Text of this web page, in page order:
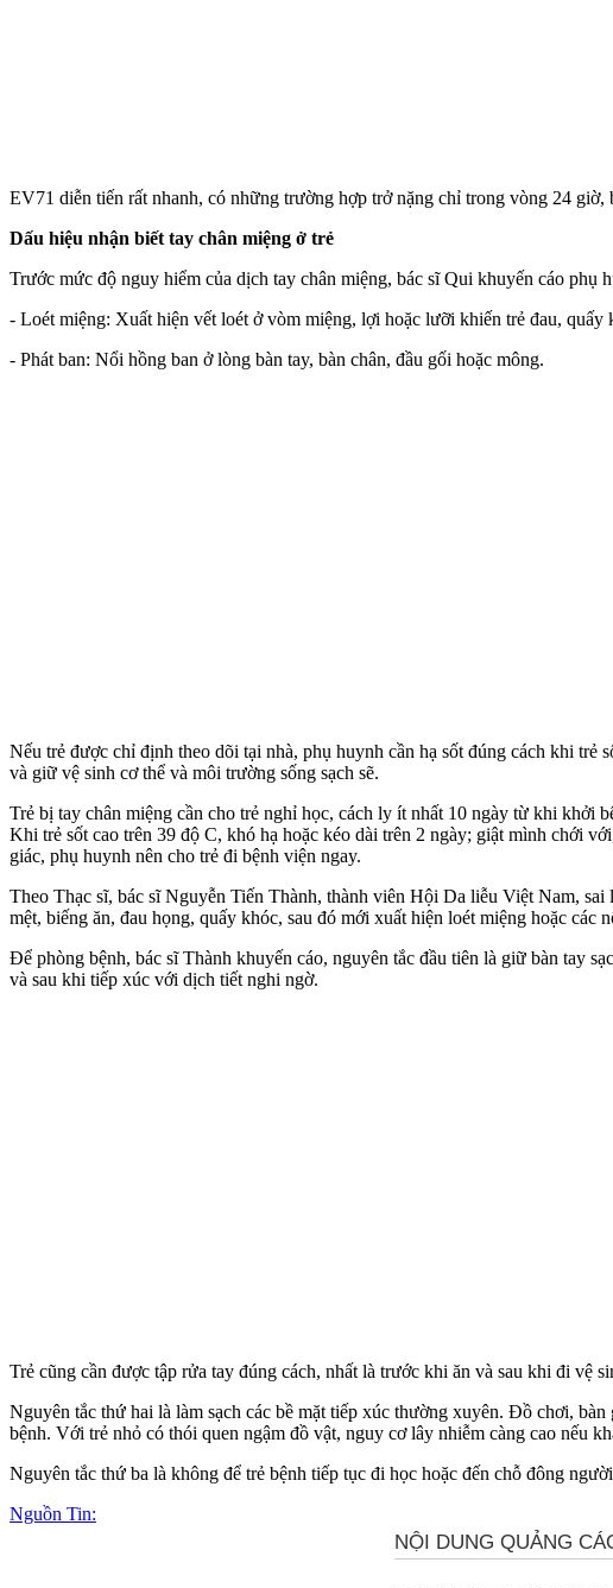
EV71 diễn tiến rất nhanh, có những trường hợp trở nặng chỉ trong vòng 24 giờ,
Dấu hiệu nhận biết tay chân miệng ở trẻ
Trước mức độ nguy hiểm của dịch tay chân miệng, bác sĩ Qui khuyến cáo phụ
- Loét miệng: Xuất hiện vết loét ở vòm miệng, lợi hoặc lưỡi khiến trẻ đau, quấy
- Phát ban: Nổi hồng ban ở lòng bàn tay, bàn chân, đầu gối hoặc mông.
Nếu trẻ được chỉ định theo dõi tại nhà, phụ huynh cần hạ sốt đúng cách khi
và giữ vệ sinh c‌ơ th‌ể và môi trường sống sạch sẽ.
Trẻ bị tay chân miệng cần cho trẻ nghỉ học, cách ly ít nhất 10 ngày từ khi khởi
Khi trẻ sốt cao trên 39 độ C, khó hạ hoặc kéo dài trên 2 ngày; giật mình chới
giác, phụ huynh nên cho trẻ đi bệnh viện ngay.
Theo Thạc sĩ, bác sĩ Nguyễn Tiến Thành, thành viên Hội Da liễu Việt Nam,
mệt, biếng ăn, đau họng, quấy khóc, sau đó mới xuất hiện loét miệng hoặc các
Để phòng bệnh, bác sĩ Thành khuyến cáo, nguyên tắc đầu tiên là giữ bàn tay
và sau khi tiếp xúc với dịch tiết nghi ngờ.
Trẻ cũng cần được tập rửa tay đúng cách, nhất là trước khi ăn và sau khi đi vệ
Nguyên tắc thứ hai là làm sạch các bề mặt tiếp xúc thường xuyên. Đồ chơi,
bệnh. Với trẻ nhỏ có thói quen ngậm đồ vật, nguy cơ lây nhiễm càng cao nếu
Nguyên tắc thứ ba là không để trẻ bệnh tiếp tục đi học hoặc đến chỗ đông
Nguồn Tin: